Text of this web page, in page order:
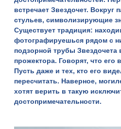
встречаетЗвездочет. Вокруг
стульев, символизирующие
Существует традиция:
фотографируешься рядом с
подзорной трубы Звездочета
прожектора. Говорят, что его
Пусть даже и тех, кто его
пересчитать. Наверное,
хотят верить в такую
достопримечательности.